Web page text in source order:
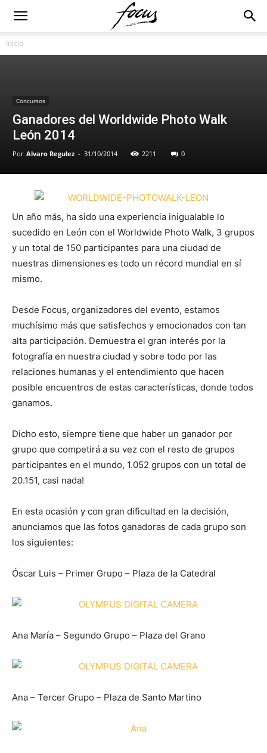
Inicio
Concursos
Ganadores del Worldwide Photo Walk
León 2014
Por Alvaro Regulez - 31/10/2014 2211 0
Un año más, ha sido una experiencia inigualable lo
sucedido en León con el Worldwide Photo Walk, 3 grupos
y un total de 150 participantes para una ciudad de
nuestras dimensiones es todo un récord mundial en sí
mismo.
Desde Focus, organizadores del evento, estamos
muchísimo más que satisfechos y emocionados con tan
alta participación. Demuestra el gran interés por la
fotografía en nuestra ciudad y sobre todo por las
relaciones humanas y el entendimiento que hacen
posible encuentros de estas características, donde todos
ganamos.
Dicho esto, siempre tiene que haber un ganador por
grupo que competirá a su vez con el resto de grupos
participantes en el mundo, 1.052 grupos con un total de
20.151, casi nada!
En esta ocasión y con gran dificultad en la decisión,
anunciamos que las fotos ganadoras de cada grupo son
los siguientes:
Óscar Luis – Primer Grupo – Plaza de la Catedral
Ana María – Segundo Grupo – Plaza del Grano
Ana – Tercer Grupo – Plaza de Santo Martino